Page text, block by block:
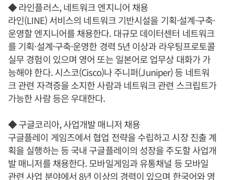
◆ 라인플러스, 네트워크 엔지니어 채용
라인(LINE) 서비스의 네트워크 기반시설을 기획·설계·구축·
운영할 엔지니어를 채용한다. 대규모 데이터센터 네트워크
를 기획·설계·구축·운영한 경력 5년 이상과 라우팅프로토콜
실무 경험이 있으며 영어 또는 일본어로 업무상 대화가 가
능해야 한다. 시스코(Cisco)나 주니퍼(Juniper) 등 네트워
크 관련 자격증을 소지한 사람과 네트워크 관련 스크립트가
가능한 사람 등은 우대한다.
◆ 구글코리아, 사업개발 매니저 채용
구글플레이 게임즈에서 협업 전략을 수립하고 시장 진출 계
획을 실행하는 등 국내 구글플레이의 성장을 주도할 사업개
발 매니저를 채용한다. 모바일게임과 유통채널 등 모바일
관련 사업 분야에서 8년 이상의 경력이 있으며 한국어와 영